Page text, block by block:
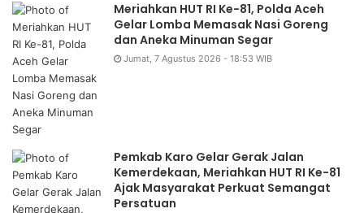
Meriahkan HUT RI Ke-81, Polda Aceh
Gelar Lomba Memasak Nasi Goreng
dan Aneka Minuman Segar
Jumat, 7 Agustus 2026 - 18:53 WIB
Pemkab Karo Gelar Gerak Jalan
Kemerdekaan, Meriahkan HUT RI Ke-81
Ajak Masyarakat Perkuat Semangat
Persatuan